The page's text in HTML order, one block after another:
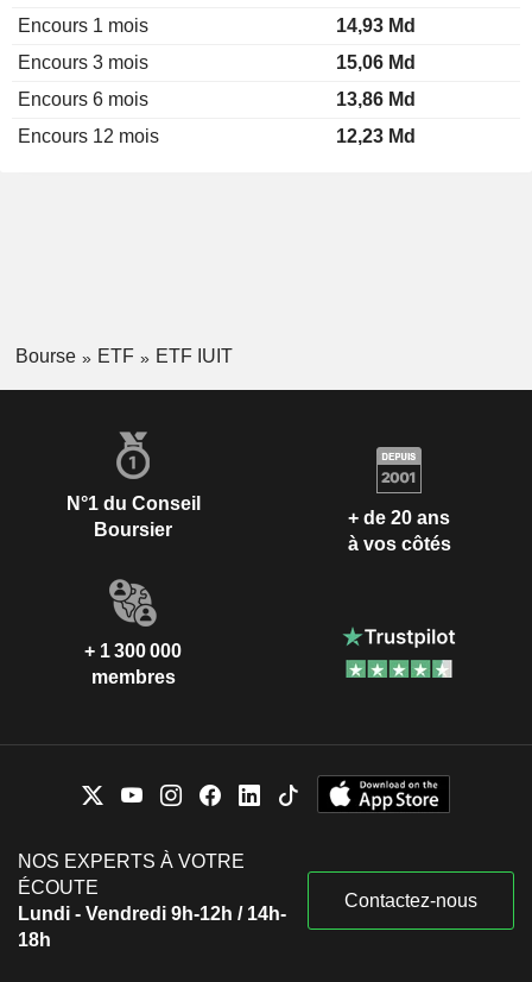
Encours 1 mois
14,93 Md
Encours 3 mois
15,06 Md
Encours 6 mois
13,86 Md
Encours 12 mois
12,23 Md
Bourse ETF ETF IUIT
N°1 du Conseil
Boursier
+ de 20 ans
à vos côtés
+ 1 300 000
membres
NOS EXPERTS À VOTRE
ÉCOUTE
Lundi - Vendredi 9h-12h / 14h-
18h
Contactez-nous